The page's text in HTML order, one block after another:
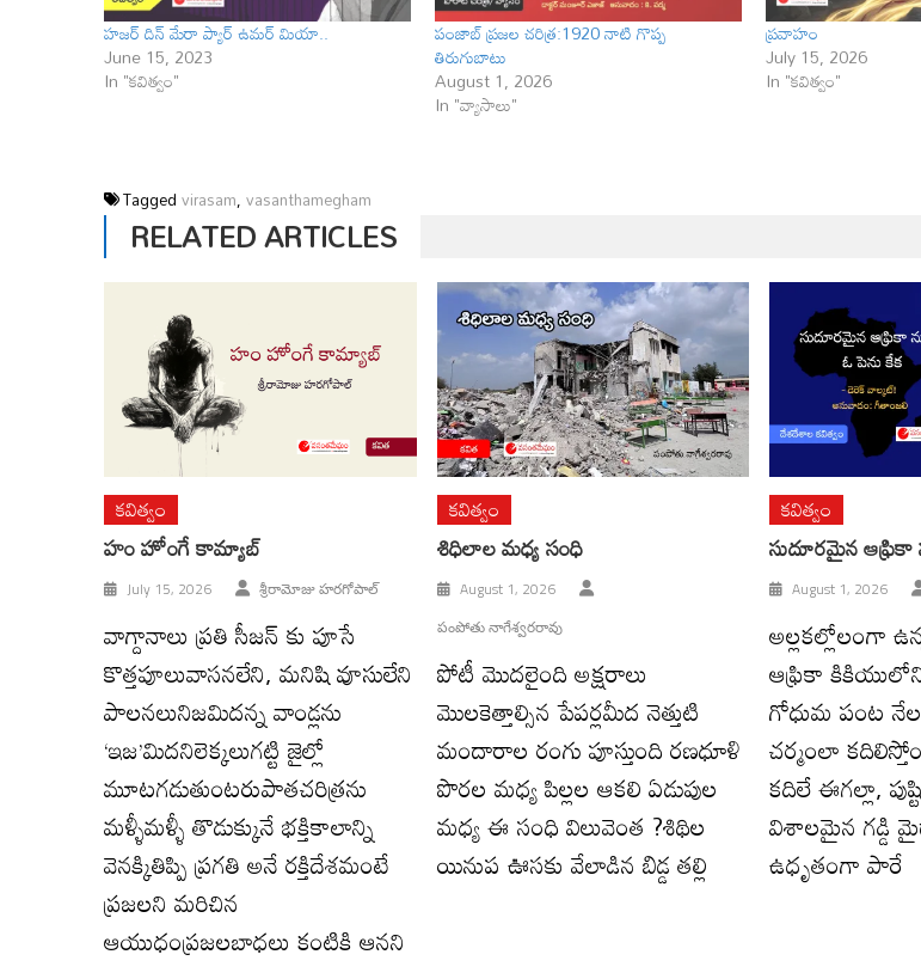
హజర్ దిన్ మేరా ప్యార్ ఉమర్ మియా..
June 15, 2023
In "కవిత్వం"
పంజాబ్ ప్రజల చరిత్ర:1920 నాటి గొప్ప
తిరుగుబాటు
August 1, 2026
In "వ్యాసాలు"
ప్రవాహం
July 15, 2026
In "కవిత్వం"
Taggedvirasam,vasanthamegham
RELATED ARTICLES
కవిత్వం
హం హోంగే కామ్యాబ్
July 15, 2026 శ్రీరామోజు హరగోపాల్
వాగ్దానాలు ప్రతి సీజన్ కు పూసే
కొత్తపూలువాసనలేని, మనిషి వూసులేని
పాలనలునిజమిదన్న వాండ్లను
‘ఇజ’మిదనిలెక్కలుగట్టి జైల్లో
మూటగడుతుంటరుపాతచరిత్రను
మళ్ళీమళ్ళీ తొడుక్కునే భక్తికాలాన్ని
వెనక్కితిప్పి ప్రగతి అనే రక్తిదేశమంటే
ప్రజలని మరిచిన
ఆయుధంప్రజలబాధలు కంటికి ఆనని
కవిత్వం
శిధిలాల మధ్య సంధి
August 1, 2026
పంపోతు నాగేశ్వరరావు
పోటీ మొదలైంది అక్షరాలు
మొలకెత్తాల్సిన పేపర్లమీద నెత్తుటి
మందారాల రంగు పూస్తుంది రణధూళి
పొరల మధ్య పిల్లల ఆకలి ఏడుపుల
మధ్య ఈ సంధి విలువెంత ?శిథిల
యినుప ఊసకు వేలాడిన బిడ్డ తల్లి
కవిత్వం
సుదూరమైన ఆఫ్రికా
August 1, 2026
అల్లకల్లోలంగా
ఆఫ్రికా కికియులోని
గోధుమ పంట
చర్మంలా
కదిలే ఈగల్లా,
విశాలమైన గడ్డి
ఉధృతంగా పారే